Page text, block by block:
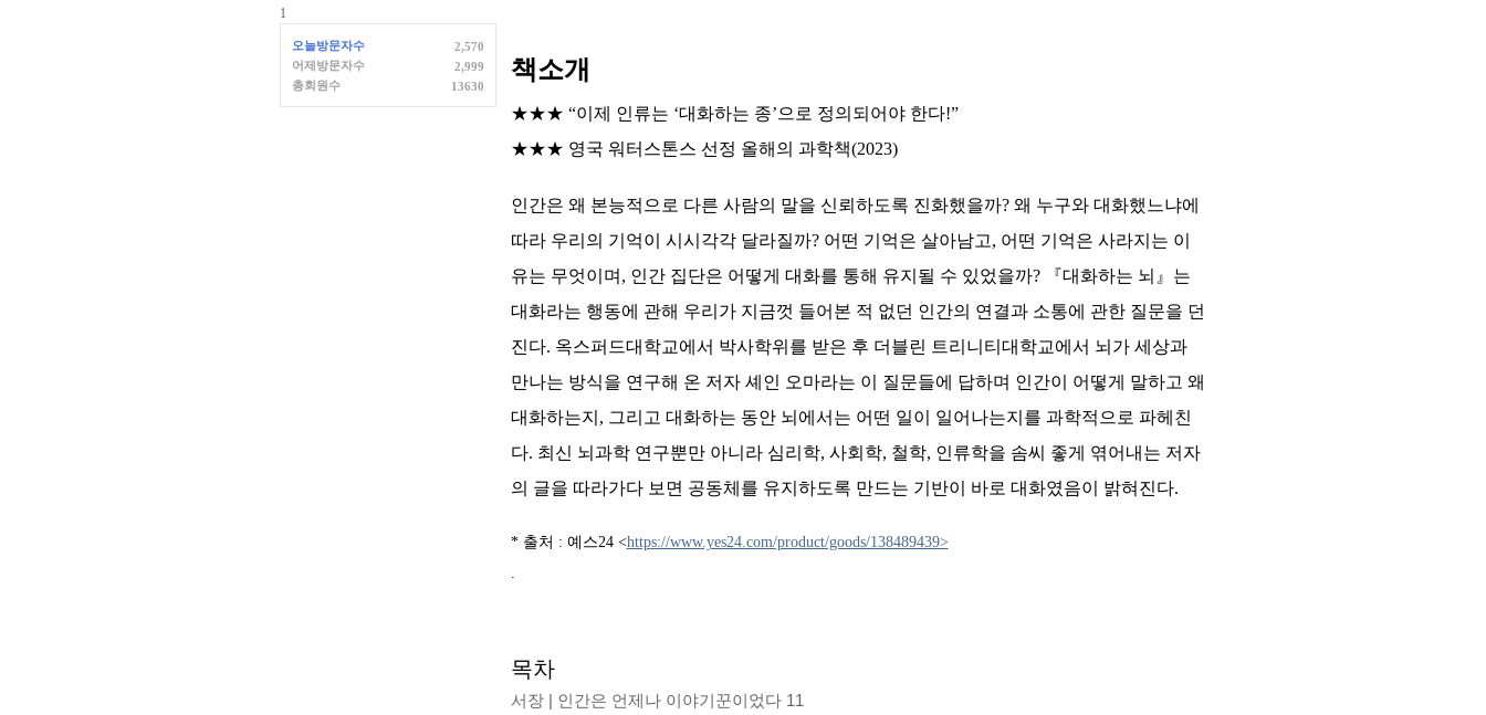
1
오늘방문자수
2,570
어제방문자수
2,999
총회원수
13630
책소개
★★★ “이제 인류는 ‘대화하는 종’으로 정의되어야 한다!”
★★★ 영국 워터스톤스 선정 올해의 과학책(2023)
인간은 왜 본능적으로 다른 사람의 말을 신뢰하도록 진화했을까? 왜 누구와 대화했느냐에
따라 우리의 기억이 시시각각 달라질까? 어떤 기억은 살아남고, 어떤 기억은 사라지는 이
유는 무엇이며, 인간 집단은 어떻게 대화를 통해 유지될 수 있었을까? 『대화하는 뇌』는
대화라는 행동에 관해 우리가 지금껏 들어본 적 없던 인간의 연결과 소통에 관한 질문을 던
진다. 옥스퍼드대학교에서 박사학위를 받은 후 더블린 트리니티대학교에서 뇌가 세상과
만나는 방식을 연구해 온 저자 셰인 오마라는 이 질문들에 답하며 인간이 어떻게 말하고 왜
대화하는지, 그리고 대화하는 동안 뇌에서는 어떤 일이 일어나는지를 과학적으로 파헤친
다. 최신 뇌과학 연구뿐만 아니라 심리학, 사회학, 철학, 인류학을 솜씨 좋게 엮어내는 저자
의 글을 따라가다 보면 공동체를 유지하도록 만드는 기반이 바로 대화였음이 밝혀진다.
* 출처 : 예스24 <https://www.yes24.com/product/goods/138489439>
.
목차
서장 | 인간은 언제나 이야기꾼이었다 11